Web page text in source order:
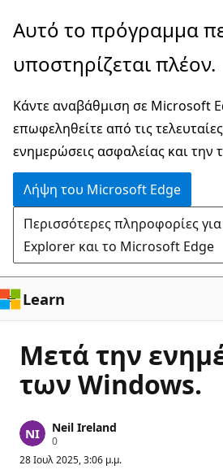
Παράλειψη
μετάβαση
κύριο
περιεχόμενο
Αυτό το πρόγραμμα
υποστηρίζεται πλέον.
Κάντε αναβάθμιση σε Microsoft
επωφεληθείτε από τις
ενημερώσεις ασφαλείας και την
Λήψη του Microsoft Edge
Περισσότερες πληροφορίες
Explorer και το Microsoft Edge
Learn
Μετά την
των Windows.
Neil Ireland
0Β
θ
28 Ιουλ 2025, 3:06 μ.μ.